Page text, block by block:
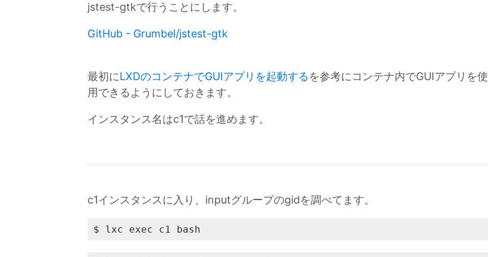
jstest-gtkで行うことにします。
GitHub - Grumbel/jstest-gtk
最初にLXDのコンテナでGUIアプリを起動するを参考にコンテナ内でGUIアプリを使
用できるようにしておきます。
インスタンス名はc1で話を進めます。
c1インスタンスに入り、inputグループのgidを調べてます。
$ lxc exec c1 bash